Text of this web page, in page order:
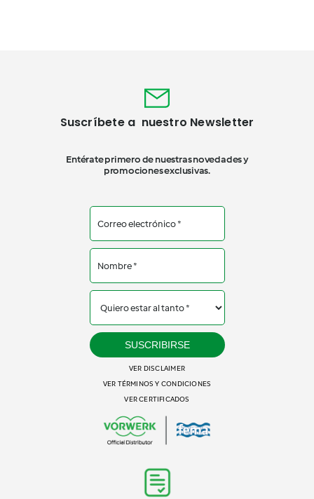
Suscríbete a nuestro Newsletter
Entérate primero de nuestras novedades y
promociones exclusivas.
SUSCRIBIRSE
VER DISCLAIMER
VER TÉRMINOS Y CONDICIONES
VER CERTIFICADOS